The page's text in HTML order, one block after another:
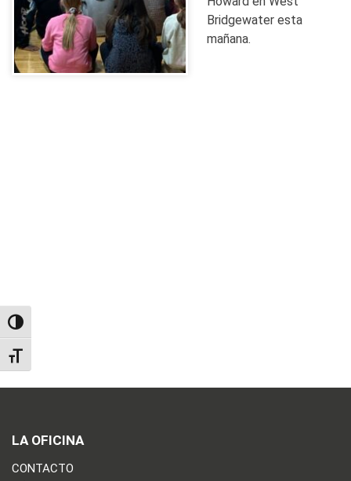
TOGGLE HIGH CONTRAST
TOGGLE FONT SIZE
Bridgewater esta
mañana.
LA OFICINA
CONTACTO